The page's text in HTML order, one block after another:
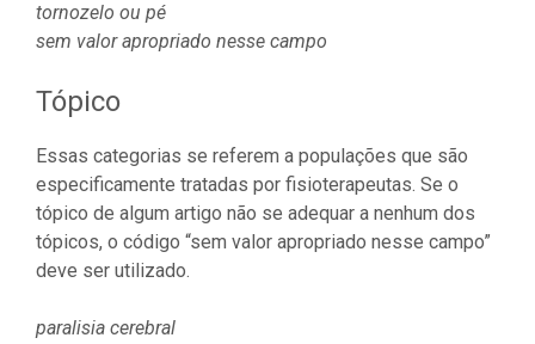
tornozelo ou pé
sem valor apropriado nesse campo
Tópico
Essas categorias se referem a populações que são
especificamente tratadas por fisioterapeutas. Se o
tópico de algum artigo não se adequar a nenhum dos
tópicos, o código “sem valor apropriado nesse campo”
deve ser utilizado.
paralisia cerebral